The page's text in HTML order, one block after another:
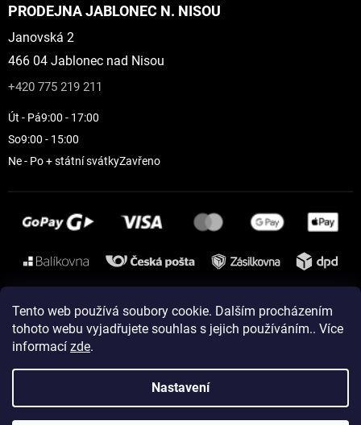
Tento web používá soubory cookie. Dalším procházením
tohoto webu vyjadřujete souhlas s jejich používáním.. Více
informací zde.
Nastavení
PRODEJNA JABLONEC N. NISOU
Janovská 2
466 04 Jablonec nad Nisou
+420 775 219 211
Út - Pá9:00 - 17:00
So9:00 - 15:00
Ne - Po + státní svátkyZavřeno
Instagram
Vytvořil Shoptet